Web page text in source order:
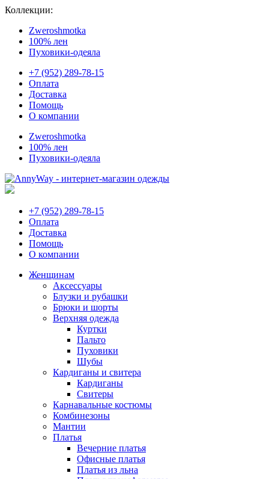
Коллекции:
Zweroshmotka
100% лен
Пуховики-одеяла
+7 (952) 289-78-15
Оплата
Доставка
Помощь
О компании
Zweroshmotka
100% лен
Пуховики-одеяла
+7 (952) 289-78-15
Оплата
Доставка
Помощь
О компании
Женщинам
Аксессуары
Блузки и рубашки
Брюки и шорты
Верхняя одежда
Куртки
Пальто
Пуховики
Шубы
Кардиганы и свитера
Кардиганы
Свитеры
Карнавальные костюмы
Комбинезоны
Мантии
Платья
Вечерние платья
Офисные платья
Платья из льна